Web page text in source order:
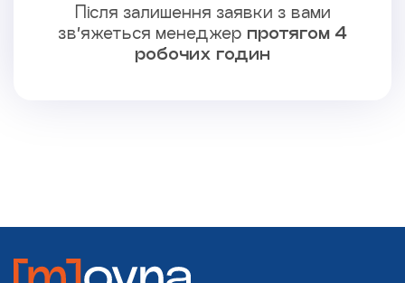
Після залишення заявки з вами
зв’яжеться менеджер протягом 4
робочих годин